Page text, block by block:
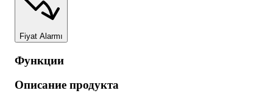
Fiyat Alarmı
Функции
Описание продукта